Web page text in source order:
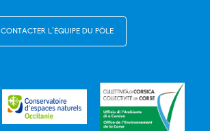
CONTACTER L’ÉQUIPE DU PÔLE